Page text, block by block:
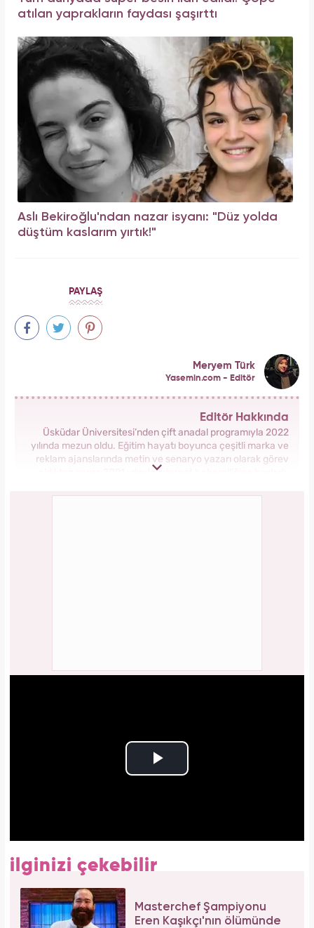
atılan yaprakların faydası şaşırttı
Aslı Bekiroğlu'ndan nazar isyanı: "Düz yolda
düştüm kaslarım yırtık!"
PAYLAŞ
Meryem Türk
Yasemin.com - Editör
Editör Hakkında
Üsküdar Üniversitesi’nden çift anadal programıyla 2022
yılında mezun oldu. Eğitim hayatı boyunca çeşitli marka ve
reklam ajanslarında metin ve senaryo yazarı olarak görev
aldıktan sonra 2021 yılında internet haberciliğine başladı.
Kanal 7 Medya Grubu bünyesinde yer alan Yasemin.com
ilginizi çekebilir
Masterchef Şampiyonu
Eren Kaşıkçı'nın ölümünde